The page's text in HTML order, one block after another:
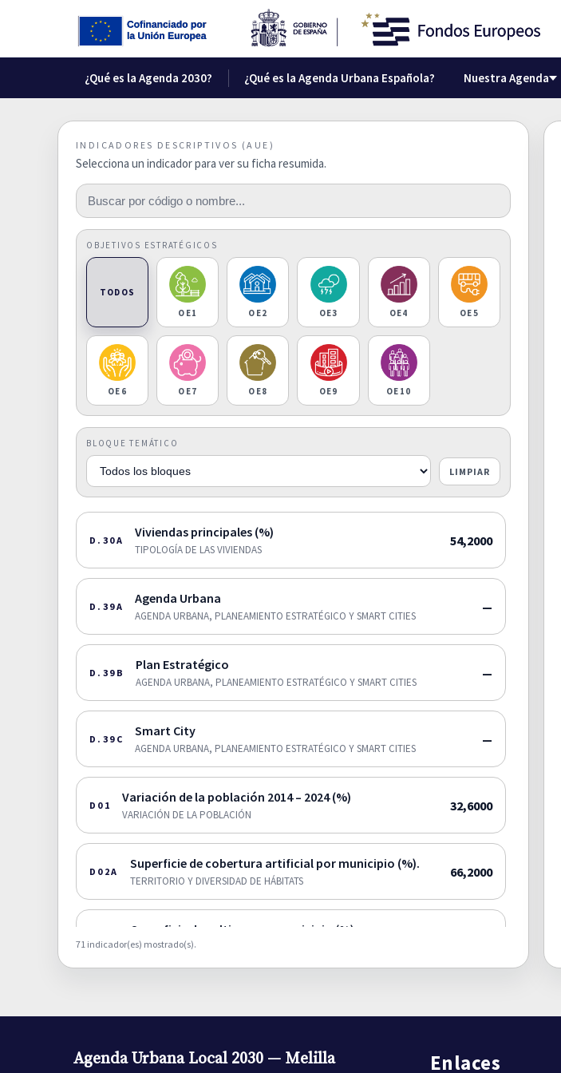
¿Qué es la Agenda 2030? ¿Qué es la Agenda Urbana Española? Nuestra Agenda
INDICADORES DESCRIPTIVOS (AUE)
Selecciona un indicador para ver su ficha resumida.
OBJETIVOS ESTRATÉGICOS
TODOS
OE1
OE2 OE3 OE4 OE5
OE6 OE7 OE8 OE9 OE10
BLOQUE TEMÁTICO
LIMPIAR
D.30A
Viviendas principales (%)
TIPOLOGÍA DE LAS VIVIENDAS
54,2000
D.39A
Agenda Urbana
AGENDA URBANA, PLANEAMIENTO ESTRATÉGICO Y SMART CITIES
—
D.39B
Plan Estratégico
AGENDA URBANA, PLANEAMIENTO ESTRATÉGICO Y SMART CITIES
—
D.39C
Smart City
AGENDA URBANA, PLANEAMIENTO ESTRATÉGICO Y SMART CITIES
—
D01
Variación de la población 2014 – 2024 (%)
VARIACIÓN DE LA POBLACIÓN
32,6000
D02A
Superficie de cobertura artificial por municipio (%).
TERRITORIO Y DIVERSIDAD DE HÁBITATS
66,2000
Superficie de cultivos por municipio (%).
TERRITORIO Y DIVERSIDAD DE HÁBITATS
TERRITORIO Y DIVERSIDAD DE HÁBITATS
Superficie de zona forestal y dehesas por municipio
71 indicador(es) mostrado(s).
Agenda Urbana Local 2030 — Melilla Enlaces